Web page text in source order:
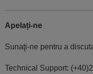
Apelați-ne
Sunaţi-ne pentru a
Technical Support: